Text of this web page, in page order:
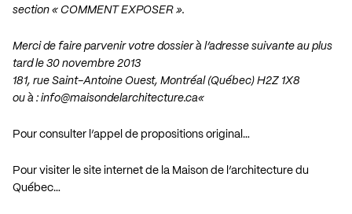
section « COMMENT EXPOSER ».
Merci de faire parvenir votre dossier à l’adresse suivante au plus
tard le 30 novembre 2013
181, rue Saint-Antoine Ouest, Montréal (Québec) H2Z 1X8
ou à : info@maisondelarchitecture.ca«
Pour consulter l’appel de propositions original…
Pour visiter le site internet de la Maison de l’architecture du
Québec…